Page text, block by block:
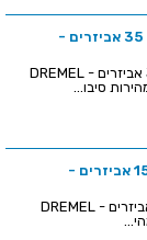
משחזת ציר נטענת 10.8V - קיט 35 אביזרים -
משחזת ציר נטענת 10.8V - קיט 35 אביזרים - DREMEL
משחזת ציר נטענת 7.2V - קיט 15 אביזרים -
משחזת ציר נטענת 7.2V - קיט 15 אביזרים - DREMEL